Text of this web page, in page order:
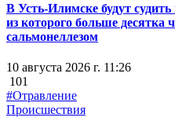
В Усть-Илимске будут
из которого больше десятка
сальмонеллезом
10 августа 2026 г. 11:26
101
#Отравление
Происшествия